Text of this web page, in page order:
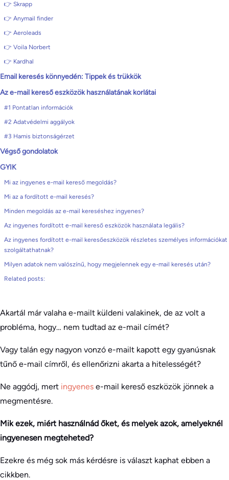
👉 Skrapp
👉 Anymail finder
👉 Aeroleads
👉 Voila Norbert
👉 Kardhal
Email keresés könnyedén: Tippek és trükkök
Az e-mail kereső eszközök használatának korlátai
#1 Pontatlan információk
#2 Adatvédelmi aggályok
#3 Hamis biztonságérzet
Végső gondolatok
GYIK
Mi az ingyenes e-mail kereső megoldás?
Mi az a fordított e-mail keresés?
Minden megoldás az e-mail kereséshez ingyenes?
Az ingyenes fordított e-mail kereső eszközök használata legális?
Az ingyenes fordított e-mail keresőeszközök részletes személyes információkat
szolgáltathatnak?
Milyen adatok nem valószínű, hogy megjelennek egy e-mail keresés után?
Related posts:
Akartál már valaha e-mailt küldeni valakinek, de az volt a
probléma, hogy… nem tudtad az e-mail címét?
Vagy talán egy nagyon vonzó e-mailt kapott egy gyanúsnak
tűnő e-mail címről, és ellenőrizni akarta a hitelességét?
Ne aggódj, mert ingyenes e-mail kereső eszközök jönnek a
megmentésre.
Mik ezek, miért használnád őket, és melyek azok, amelyeknél
ingyenesen megteheted?
Ezekre és még sok más kérdésre is választ kaphat ebben a
cikkben.